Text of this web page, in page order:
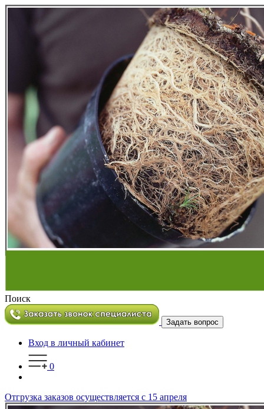
Поиск
Задать вопрос
Вход в личный кабинет
0
Отгрузка заказов осуществляется с 15 апреля